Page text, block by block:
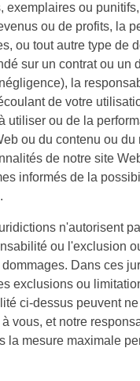
exemplaires ou
ou de profits, la
ou tout autre type de
sur un contrat ou un
la
de votre
utiliser ou de la
ou du contenu ou du
de notre site
informés de la
n'autorisent
ou l'exclusion
Dans ces
exclusions ou
ci-dessus peuvent
vous, et notre
la mesure maximale